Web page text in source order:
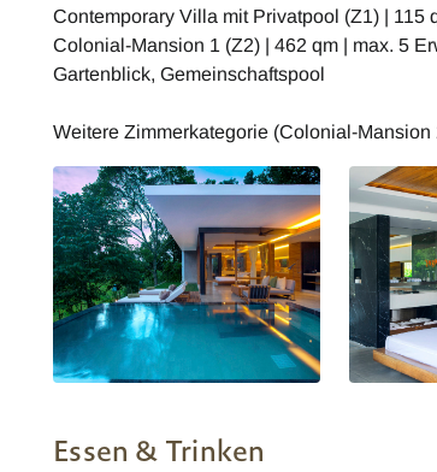
Contemporary Villa mit Privatpool (Z1) | 115
Colonial-Mansion 1 (Z2) | 462 qm | max. 5
Gartenblick, Gemeinschaftspool
Weitere Zimmerkategorie (Colonial-
Essen & Trinken